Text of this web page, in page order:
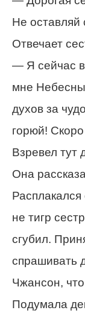
Не оставляй
Отвечает
— Я сейчас в
мне
духов за
горюй!
Взревел тут
Она
не тигр
сгубил.
спрашивать
Чжансон,
Подумала